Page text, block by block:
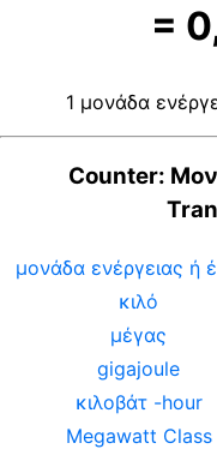
=
1 μονάδα
Counter:
μονάδα ενέργειας ή
κιλό
μέγας
gigajoule
κιλοβάτ -hour
Megawatt Class